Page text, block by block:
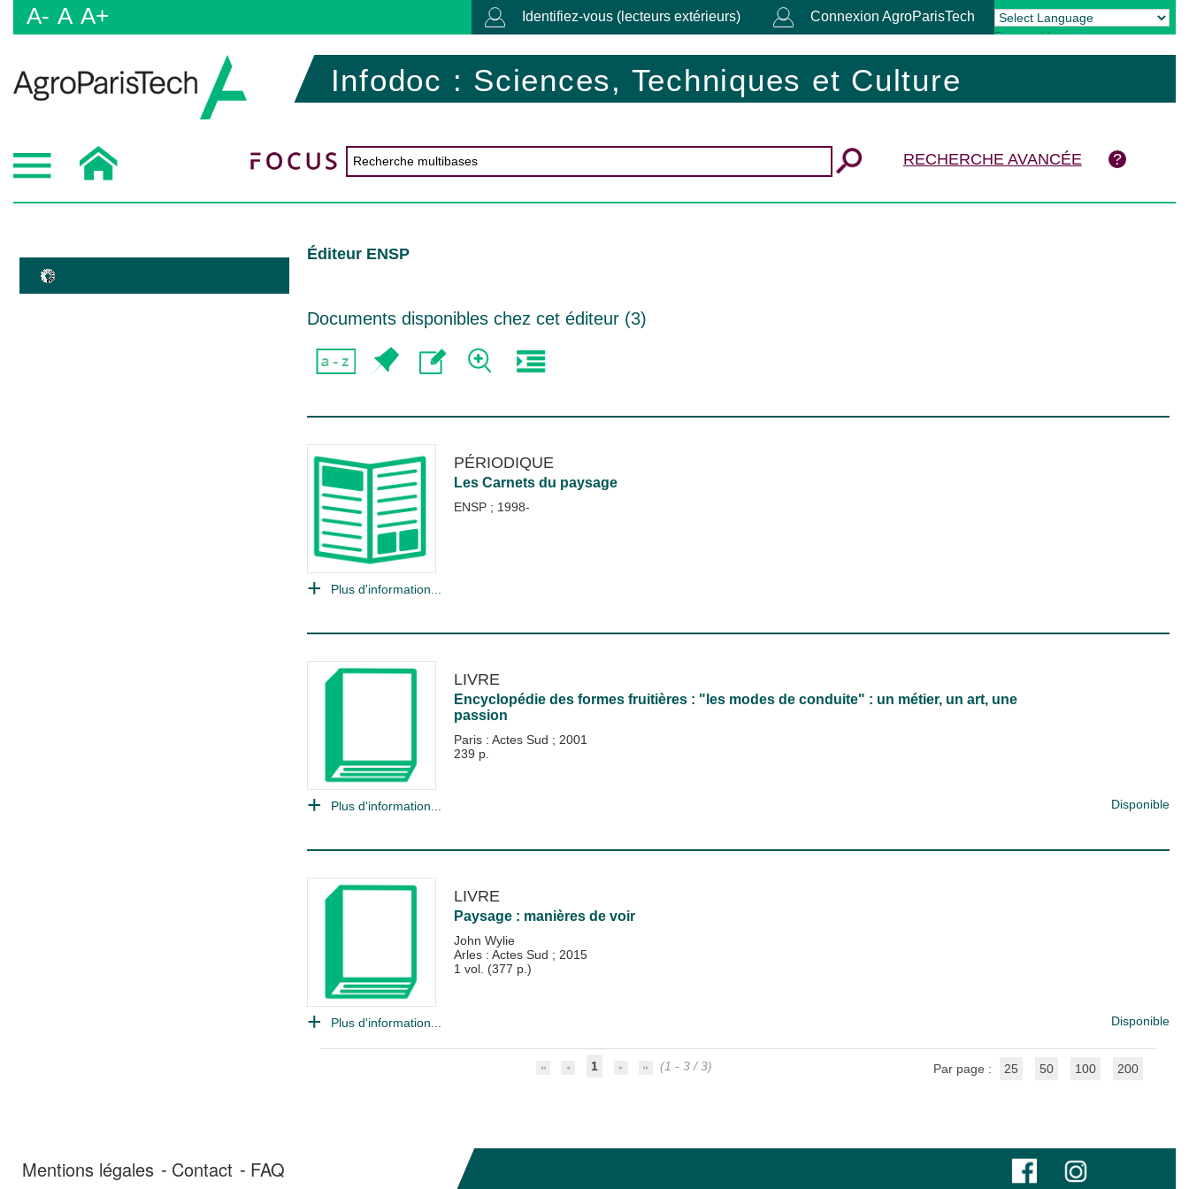
A- A A+ Identifiez-vous (lecteurs extérieurs) Connexion AgroParisTech
Powered by Translate
Infodoc : Sciences, Techniques et Culture
RECHERCHE AVANCÉE
Éditeur ENSP
Documents disponibles chez cet éditeur (3)
PÉRIODIQUE
Les Carnets du paysage
ENSP ; 1998-
Plus d'information...
LIVRE
Encyclopédie des formes fruitières : "les modes de conduite" : un métier, un art, une
passion
Paris : Actes Sud ; 2001
239 p.
Plus d'information... Disponible
LIVRE
Paysage : manières de voir
John Wylie
Arles : Actes Sud ; 2015
1 vol. (377 p.)
Plus d'information... Disponible
1 (1 - 3 / 3) Par page : 25 50 100 200
Mentions légales Contact FAQ